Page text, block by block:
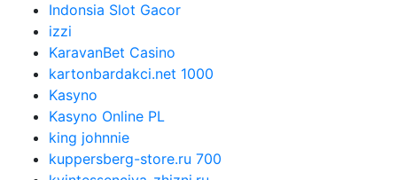
Indonsia Slot Gacor
izzi
KaravanBet Casino
kartonbardakci.net 1000
Kasyno
Kasyno Online PL
king johnnie
kuppersberg-store.ru 700